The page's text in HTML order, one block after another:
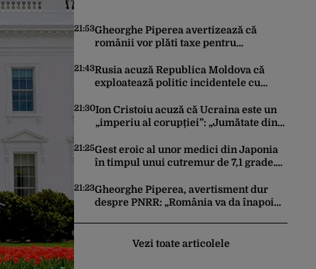
21:53Gheorghe Piperea avertizează că
românii vor plăti taxe pentru
certificate de CO2
21:43Rusia acuză Republica Moldova că
exploatează politic incidentele cu
criticate de Moscova
21:30Ion Cristoiu acuză că Ucraina este un
„imperiu al corupției”: „Jumătate din
21:25Gest eroic al unor medici din Japonia
în timpul unui cutremur de 7,1 grade.
operație cu propriile corpuri
21:23Gheorghe Piperea, avertisment dur
despre PNRR: „România va da înapoi
cărbune”Vezi toate articolele